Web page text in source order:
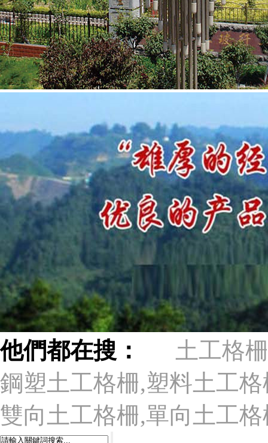
他們都在搜：
土工格
鋼塑土工格柵,塑料土工
雙向土工格柵,單向土工